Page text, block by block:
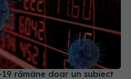
rămâne doar un subiect
de la anunțul primului